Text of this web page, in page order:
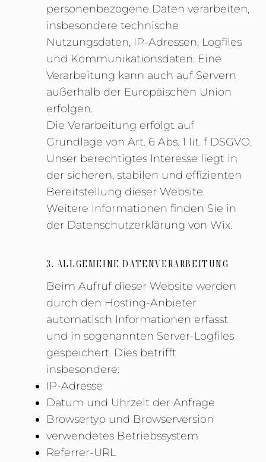
personenbezogene Daten verarbeiten,
insbesondere technische
Nutzungsdaten, IP-Adressen, Logfiles
und Kommunikationsdaten. Eine
Verarbeitung kann auch auf Servern
außerhalb der Europäischen Union
erfolgen.
Die Verarbeitung erfolgt auf
Grundlage von Art. 6 Abs. 1 lit. f DSGVO.
Unser berechtigtes Interesse liegt in
der sicheren, stabilen und effizienten
Bereitstellung dieser Website.
Weitere Informationen finden Sie in
der Datenschutzerklärung von Wix.
3. ALLGEMEINE DATENVERARBEITUNG
Beim Aufruf dieser Website werden
durch den Hosting-Anbieter
automatisch Informationen erfasst
und in sogenannten Server-Logfiles
gespeichert. Dies betrifft
insbesondere:
IP-Adresse
Datum und Uhrzeit der Anfrage
Browsertyp und Browserversion
verwendetes Betriebssystem
Referrer-URL